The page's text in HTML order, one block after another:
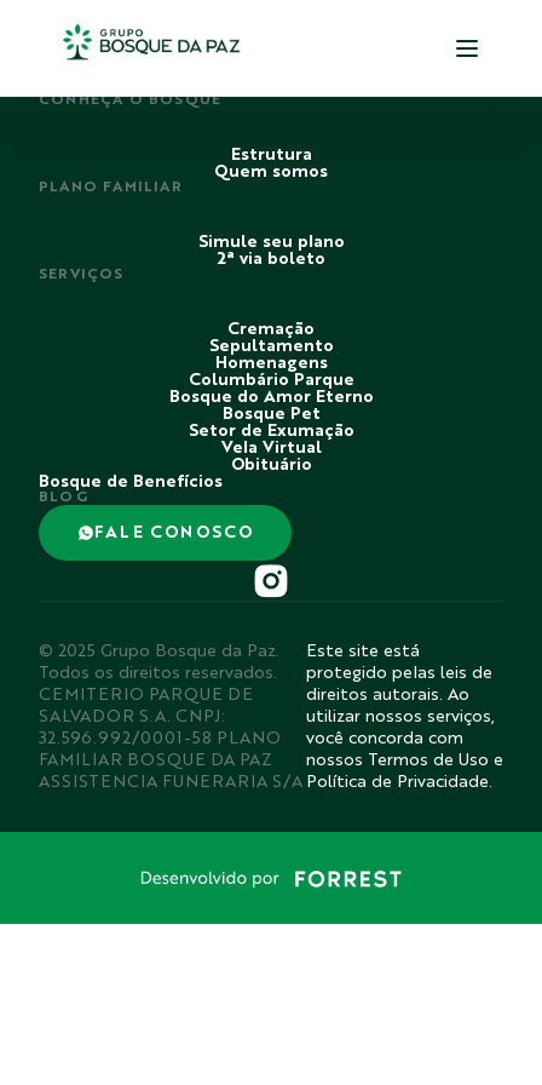
CONHEÇA O BOSQUE
Estrutura
Quem somos
PLANO FAMILIAR
Simule seu plano
2ª via boleto
SERVIÇOS
Cremação
Sepultamento
Homenagens
Columbário Parque
Bosque do Amor Eterno
Bosque Pet
Setor de Exumação
Vela Virtual
Obituário
Bosque de Benefícios
BLOG
FALE CONOSCO
© 2025 Grupo Bosque da Paz.
Todos os direitos reservados.
CEMITERIO PARQUE DE
SALVADOR S.A. CNPJ:
32.596.992/0001-58 PLANO
FAMILIAR BOSQUE DA PAZ
ASSISTENCIA FUNERARIA S/A
Este site está
protegido pelas leis de
direitos autorais. Ao
utilizar nossos serviços,
você concorda com
nossos Termos de Uso e
Política de Privacidade.